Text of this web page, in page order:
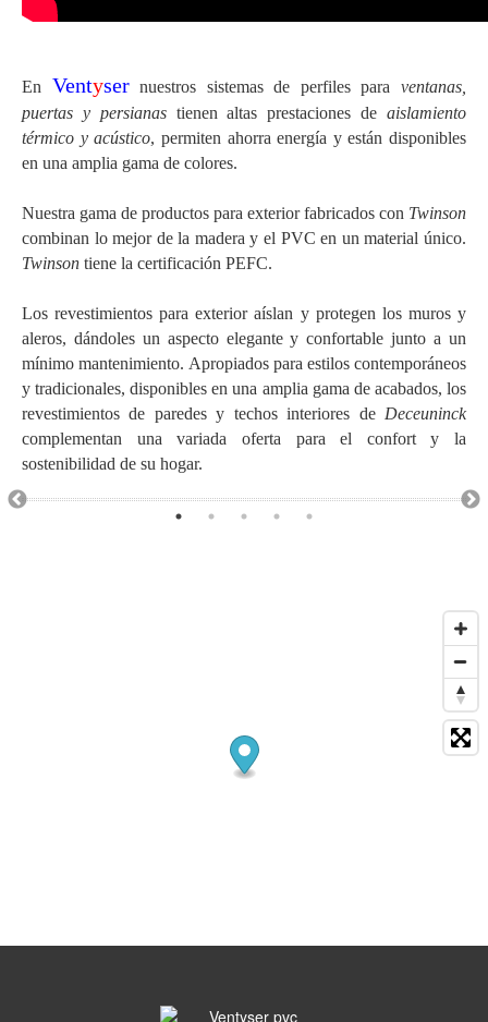
En Ventysernuestros sistemas de perfiles paraventanas,
puertas y persianastienen altas prestaciones deaislamiento
térmico y acústico, permiten ahorra energía y están disponibles
en una amplia gama de colores.
Nuestra gama de productos para exterior fabricados con Twinson
combinan lo mejor de la madera y el PVC en un material único.
Twinson tiene la certificación PEFC.
Los revestimientos para exterior aíslan y protegen los muros y
aleros, dándoles un aspecto elegante y confortable junto a un
mínimo mantenimiento. Apropiados para estilos contemporáneos
y tradicionales, disponibles en una amplia gama de acabados, los
revestimientos de paredes y techos interiores de Deceuninck
complementan una variada oferta para el confort y la
sostenibilidad de su hogar.